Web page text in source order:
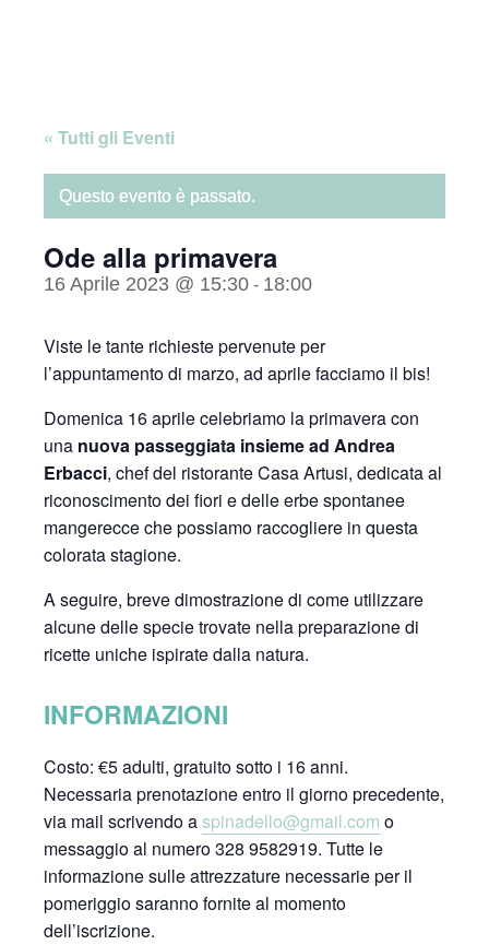
« Tutti gli Eventi
Questo evento è passato.
Ode alla primavera
16 Aprile 2023 @ 15:30 - 18:00
Viste le tante richieste pervenute per
l’appuntamento di marzo, ad aprile facciamo il bis!
Domenica 16 aprile celebriamo la primavera con
una nuova passeggiata insieme ad Andrea
Erbacci, chef del ristorante Casa Artusi, dedicata al
riconoscimento dei fiori e delle erbe spontanee
mangerecce che possiamo raccogliere in questa
colorata stagione.
A seguire, breve dimostrazione di come utilizzare
alcune delle specie trovate nella preparazione di
ricette uniche ispirate dalla natura.
INFORMAZIONI
Costo: €5 adulti, gratuito sotto i 16 anni.
Necessaria prenotazione entro il giorno precedente,
via mail scrivendo aspinadello@gmail.com o
messaggio al numero 328 9582919. Tutte le
informazione sulle attrezzature necessarie per il
pomeriggio saranno fornite al momento
dell’iscrizione.